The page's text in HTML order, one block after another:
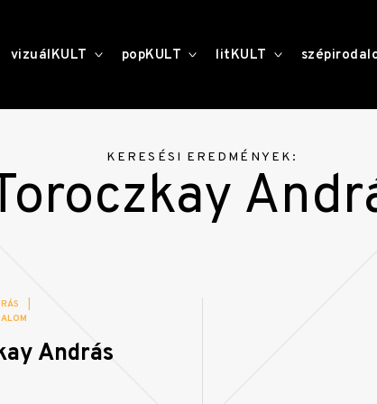
vizuálKULT toggle
child
popKULT toggle
child
litKULT toggle
child
KERESÉSI EREDMÉNYEK:
András